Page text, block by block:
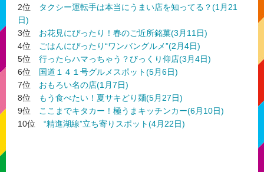
2位
タクシー運転手は本当にうまい店を知ってる？(1月21
日)
3位 お花見にぴったり！春のご近所銘菓(3月11日)
4位 ごはんにぴったり“ワンバングルメ”(2月4日)
5位 行ったらハマっちゃう？びっくり仰店(3月4日)
6位 国道１４１号グルメスポット(5月6日)
7位 おもろい名の店(1月7日)
8位
もう食べたい！夏サキどり麺(5月27日)
9位 ここまでキタカー！極うまキッチンカー(6月10日)
10位 “精進湖線”立ち寄りスポット(4月22日)